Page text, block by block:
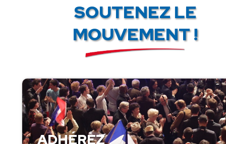
SOUTENEZ LE
MOUVEMENT !
ADHÉREZ